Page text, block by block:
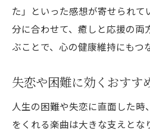
た」といった感想が寄せられて
分に合わせて、癒しと応援の両
ぶことで、心の健康維持にもつ
失恋や困難に効くおすす
人生の困難や失恋に直面した時
をくれる楽曲は大きな支えとな